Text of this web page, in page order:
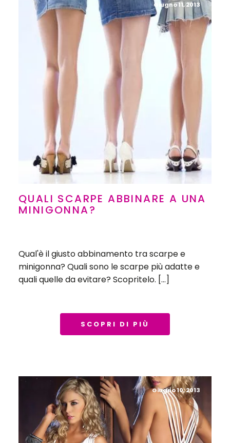
Giugno 11, 2013
QUALI SCARPE ABBINARE A UNA
MINIGONNA?
Qual'è il giusto abbinamento tra scarpe e
minigonna? Quali sono le scarpe più adatte e
quali quelle da evitare? Scopritelo. […]
SCOPRI DI PIÙ
Giugno 10, 2013